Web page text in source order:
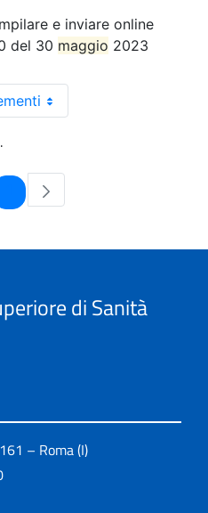
e inviare online
del 30 maggio 2023
Pagina
di Sanità
– Roma (I)